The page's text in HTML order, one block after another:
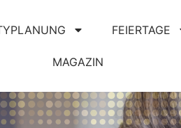
FEIERTAGE
MAGAZIN